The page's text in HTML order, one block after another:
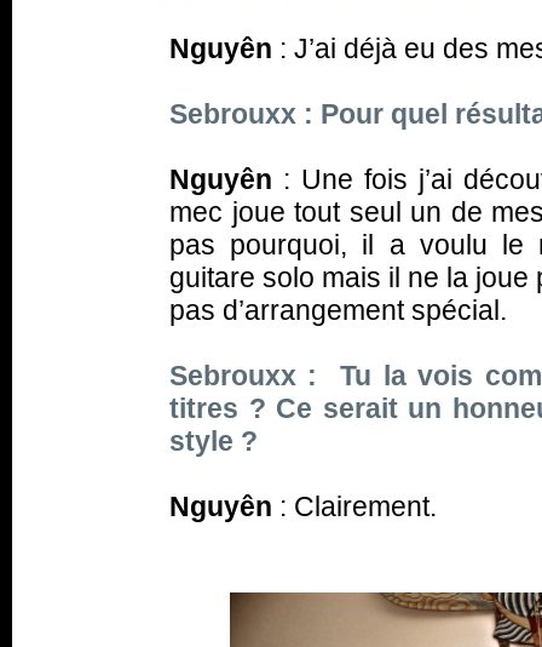
Nguyên : J’ai déjà eu des
Sebrouxx : Pour quel
Nguyên : Une fois j’ai
mec joue tout seul un de
pas pourquoi, il a voulu le
guitare solo mais il ne la joue
pas d’arrangement spécial.
Sebrouxx : Tu la vois
titres ? Ce serait un
style ?
Nguyên : Clairement.